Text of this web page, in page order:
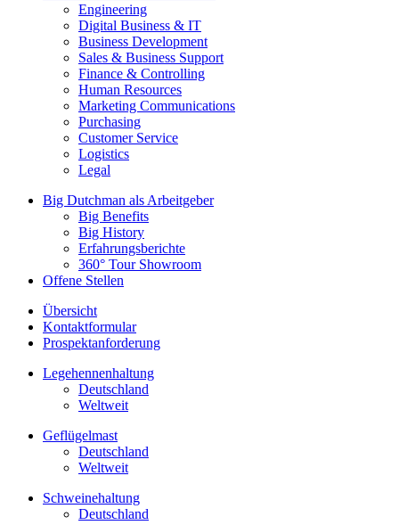
Engineering
Digital Business & IT
Business Development
Sales & Business Support
Finance & Controlling
Human Resources
Marketing Communications
Purchasing
Customer Service
Logistics
Legal
Big Dutchman als Arbeitgeber
Big Benefits
Big History
Erfahrungsberichte
360° Tour Showroom
Offene Stellen
Übersicht
Kontaktformular
Prospektanforderung
Legehennenhaltung
Deutschland
Weltweit
Geflügelmast
Deutschland
Weltweit
Schweinehaltung
Deutschland